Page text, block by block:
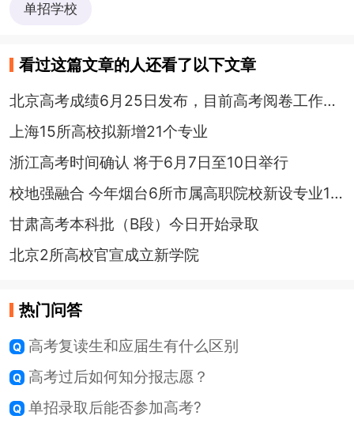
单招学校
看过这篇文章的人还看了以下文章
北京高考成绩6月25日发布，目前高考阅卷工作进展如何？
上海15所高校拟新增21个专业
浙江高考时间确认 将于6月7日至10日举行
校地强融合 今年烟台6所市属高职院校新设专业12个
甘肃高考本科批（B段）今日开始录取
北京2所高校官宣成立新学院
热门问答
高考复读生和应届生有什么区别
高考过后如何知分报志愿？
单招录取后能否参加高考?